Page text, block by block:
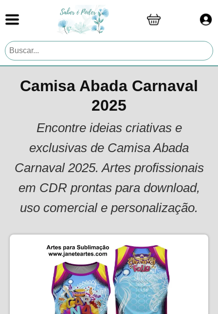
Camisa Abada Carnaval
2025
Encontre ideias criativas e
exclusivas de Camisa Abada
Carnaval 2025. Artes profissionais
em CDR prontas para download,
uso comercial e personalização.